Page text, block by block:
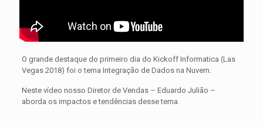
O grande destaque do primeiro dia do Kickoff Informatica (Las
Vegas 2018) foi o tema Integração de Dados na Nuvem.
Neste vídeo nosso Diretor de Vendas – Eduardo Julião –
aborda os impactos e tendências desse tema.